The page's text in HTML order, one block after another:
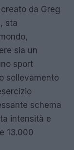
da Greg
sta
sia un
sport
sollevamento
schema
intensità e
13.000